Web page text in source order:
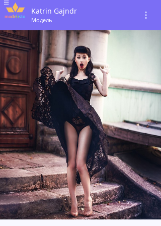
Katrin Gajndr
Модель